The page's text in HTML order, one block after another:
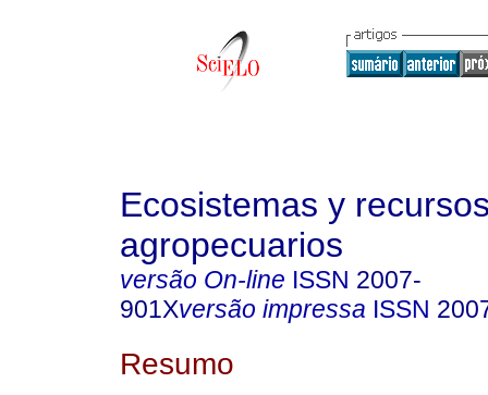
Ecosistemas y
agropecuarios
versão On-line ISSN 2007-
901Xversão impressa ISSN
Resumo